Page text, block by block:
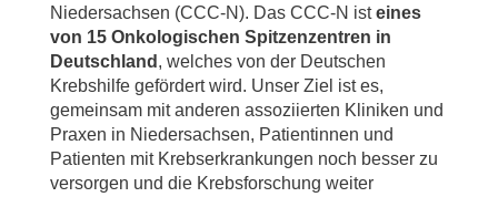
Niedersachsen (CCC-N). Das CCC-N isteines
von 15 Onkologischen Spitzenzentren in
Deutschland , welches von der Deutschen
Krebshilfe gefördert wird. Unser Ziel ist es,
gemeinsam mit anderen assoziierten Kliniken und
Praxen in Niedersachsen, Patientinnen und
Patienten mit Krebserkrankungen noch besser zu
versorgen und die Krebsforschung weiter